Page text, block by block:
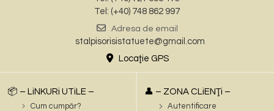
Tel: (+40) 748 862 997
Adresa de email
stalpisorisistatuete@gmail.com
Locaţie GPS
📦 – LiNKURi UTiLE –
Cum cumpăr?
👤 – ZONA CLiENŢi –
Autentificare